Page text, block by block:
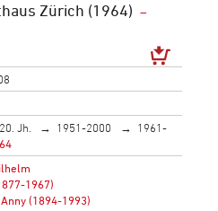
Zürich (1964)
20. Jh. 1951-2000
1961-
1967)
(1894-1993)